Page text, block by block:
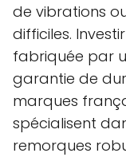
de vibrations
difficiles.
fabriquée par
garantie de
marques
spécialisent
remorques